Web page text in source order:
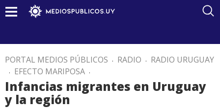
PORTAL MEDIOS PÚBLICOS . RADIO . RADIO URUGUAY
. EFECTO MARIPOSA .
Infancias migrantes en Uruguay
y la región